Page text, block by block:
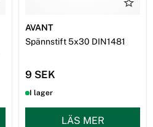
AVANT
Spännstift 5x30 DIN1481
9 SEK
I lager
LÄS MER